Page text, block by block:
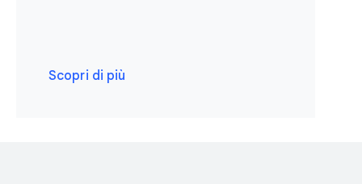
Scopri di più